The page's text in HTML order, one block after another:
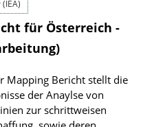
für Österreich -
Mapping Bericht stellt die
der Anaylse von
zur schrittweisen